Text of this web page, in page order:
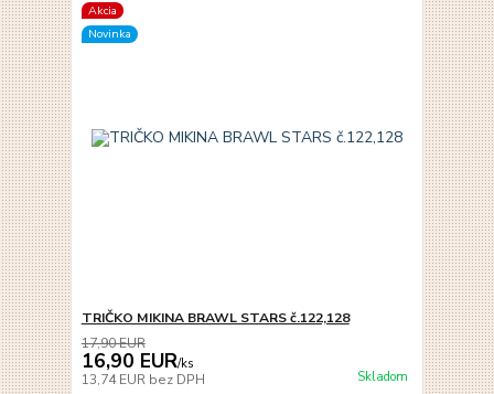
Akcia
Novinka
TRIČKO MIKINA BRAWL STARS č.122,128
17,90 EUR
16,90 EUR/ks
13,74 EUR bez DPH Skladom